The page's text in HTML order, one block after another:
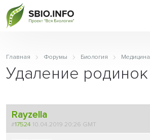
Главная Форумы Биология Медицина
Удаление родинок
Rayzella
#17524 10.04.2019 20:26 GMT